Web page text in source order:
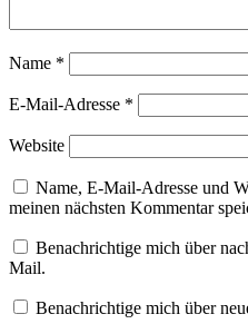
Name *
E-Mail-Adresse *
Website
Name, E-Mail-Adresse und
meinen nächsten Kommentar
Benachrichtige mich über
Mail.
Benachrichtige mich über